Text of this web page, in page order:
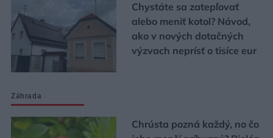
Chystáte sa zatepľovať
alebo meniť kotol? Návod,
ako v nových dotačných
výzvach neprísť o tisíce eur
Záhrada
Chrústa pozná každý, no čo